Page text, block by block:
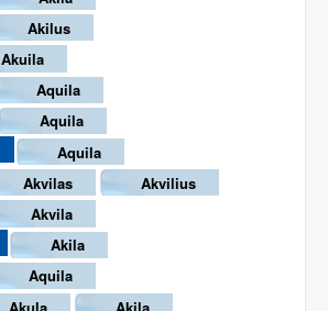
Akilus
Akuila
Aquila
Aquila
Aquila
Akvilas
Akvilius
Akvila
Akila
Aquila
Akula
Akila